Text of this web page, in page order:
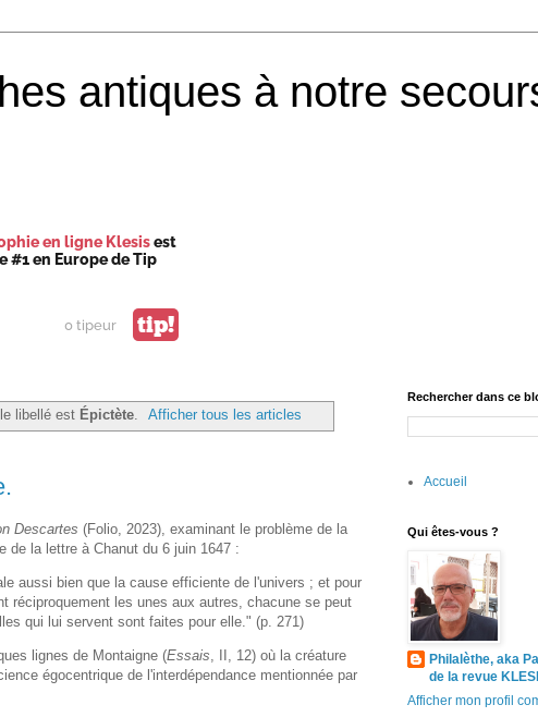
antiques à notre
en ligne Klesisest
#1 en Europe de Tip
0 tipeur tip!
libellé est Épictète. Afficher tous les articles
Descartes (Folio, 2023), examinant le problème de la
de la lettre à Chanut du 6 juin 1647 :
aussi bien que la cause efficiente de l'univers ; et pour
réciproquement les unes aux autres, chacune se peut
qui lui servent sont faites pour elle." (p. 271)
lignes de Montaigne (Essais , II, 12) où la créature
égocentrique de l'interdépendance mentionnée par
Rechercher dans ce
Accueil
Qui êtes-vous ?
Philalèthe, aka
de la revue
Afficher mon profil